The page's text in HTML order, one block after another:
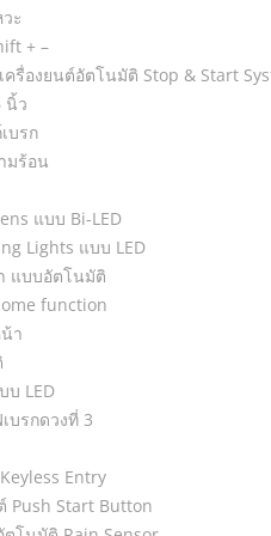
ะ
+ –
รื่องยนต์อัตโนมัติ Stop & Start
นิ้ว
บรก
มร้อน
แบบ Bi-LED
Lights แบบ LED
แบบอัตโนมัติ
function
า
LED
บรกดวงที่ 3
Entry
Push Start Button